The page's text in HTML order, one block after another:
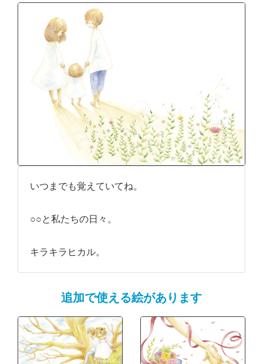
いつまでも覚えていてね。
○○と私たちの日々。
キラキラヒカル。
追加で使える絵があります